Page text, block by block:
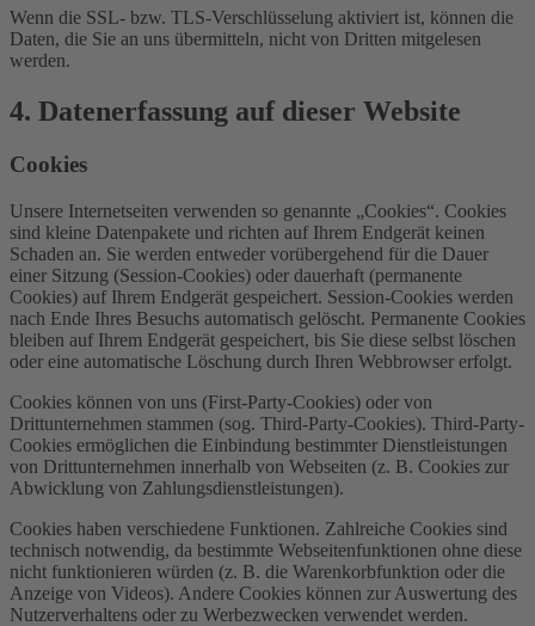
Wenn die SSL- bzw. TLS-Verschlüsselung aktiviert ist, können die
Daten, die Sie an uns übermitteln, nicht von Dritten mitgelesen
werden.
4. Datenerfassung auf dieser Website
Cookies
Unsere Internetseiten verwenden so genannte „Cookies“. Cookies
sind kleine Datenpakete und richten auf Ihrem Endgerät keinen
Schaden an. Sie werden entweder vorübergehend für die Dauer
einer Sitzung (Session-Cookies) oder dauerhaft (permanente
Cookies) auf Ihrem Endgerät gespeichert. Session-Cookies werden
nach Ende Ihres Besuchs automatisch gelöscht. Permanente Cookies
bleiben auf Ihrem Endgerät gespeichert, bis Sie diese selbst löschen
oder eine automatische Löschung durch Ihren Webbrowser erfolgt.
Cookies können von uns (First-Party-Cookies) oder von
Drittunternehmen stammen (sog. Third-Party-Cookies). Third-Party-
Cookies ermöglichen die Einbindung bestimmter Dienstleistungen
von Drittunternehmen innerhalb von Webseiten (z. B. Cookies zur
Abwicklung von Zahlungsdienstleistungen).
Cookies haben verschiedene Funktionen. Zahlreiche Cookies sind
technisch notwendig, da bestimmte Webseitenfunktionen ohne diese
nicht funktionieren würden (z. B. die Warenkorbfunktion oder die
Anzeige von Videos). Andere Cookies können zur Auswertung des
Nutzerverhaltens oder zu Werbezwecken verwendet werden.